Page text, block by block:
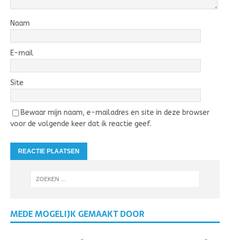
Naam
E-mail
Site
Bewaar mijn naam, e-mailadres en site in deze browser
voor de volgende keer dat ik reactie geef.
MEDE MOGELIJK GEMAAKT DOOR